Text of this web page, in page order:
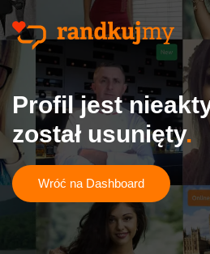
Profil jest
został usunięty
Wróć na Dashboard